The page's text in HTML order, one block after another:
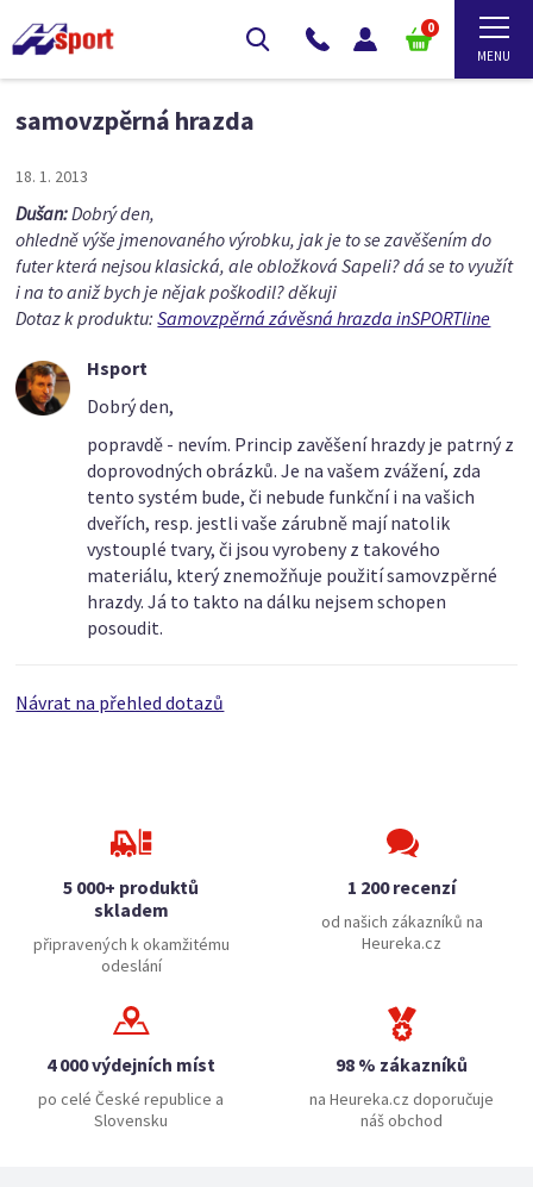
0
samovzpěrná hrazda
18. 1. 2013
Dušan:Dobrý den,
ohledně výše jmenovaného výrobku, jak je to se zavěšením do
futer která nejsou klasická, ale obložková Sapeli? dá se to využít
i na to aniž bych je nějak poškodil? děkuji
Dotaz k produktu:Samovzpěrná závěsná hrazda inSPORTline
Hsport
Dobrý den,
popravdě - nevím. Princip zavěšení hrazdy je patrný z
doprovodných obrázků. Je na vašem zvážení, zda
tento systém bude, či nebude funkční i na vašich
dveřích, resp. jestli vaše zárubně mají natolik
vystouplé tvary, či jsou vyrobeny z takového
materiálu, který znemožňuje použití samovzpěrné
hrazdy. Já to takto na dálku nejsem schopen
posoudit.
Návrat na přehled dotazů
5 000+ produktů
skladem
připravených k okamžitému
odeslání
1 200 recenzí
od našich zákazníků na
Heureka.cz
4 000 výdejních míst
po celé České republice a
Slovensku
98 % zákazníků
na Heureka.cz doporučuje
náš obchod